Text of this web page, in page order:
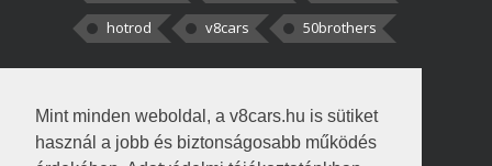
Mint minden weboldal, a v8cars.hu is sütiket
használ a jobb és biztonságosabb működés
hotrod
v8cars 50brothers
kortisz:Elszúrtam! Én csak két
darabbaal számoltam. Nem tudtam, hogy fél autót,